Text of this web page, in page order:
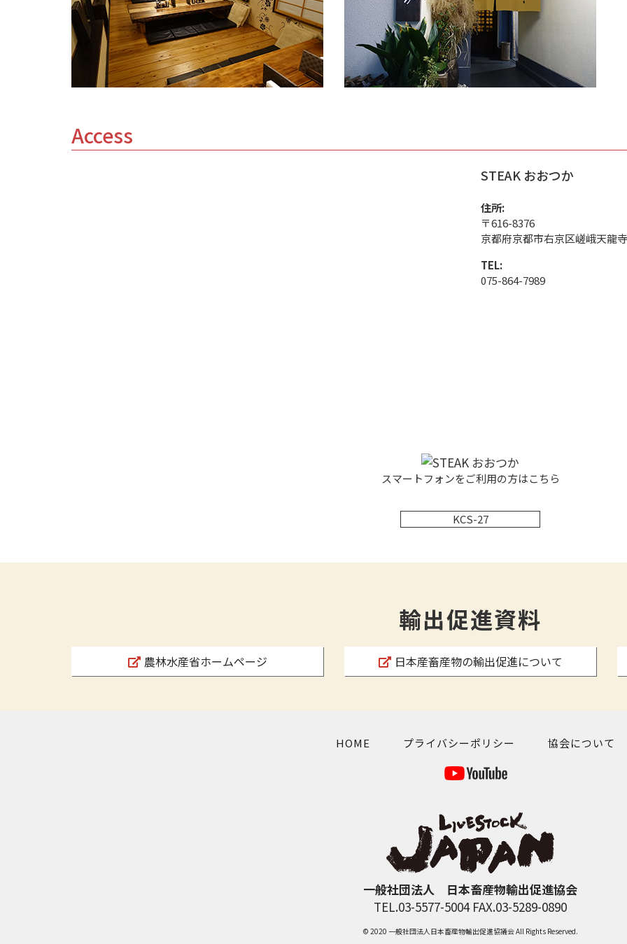
Access
STEAK おおつか
住所:
〒616-8376
京都府京都市右京区嵯峨天龍
TEL:
075-864-7989
スマートフォンをご利用の方はこちら
KCS-27
輸出促進資料
農林水産省ホームページ 日本産畜産物の輸出促進について
HOME プライバシーポリシー 協会について
一般社団法人 日本畜産物輸出促進協会
TEL.03-5577-5004 FAX.03-5289-0890
© 2020 一般社団法人日本畜産物輸出促進協議会 All Rights Reserved.